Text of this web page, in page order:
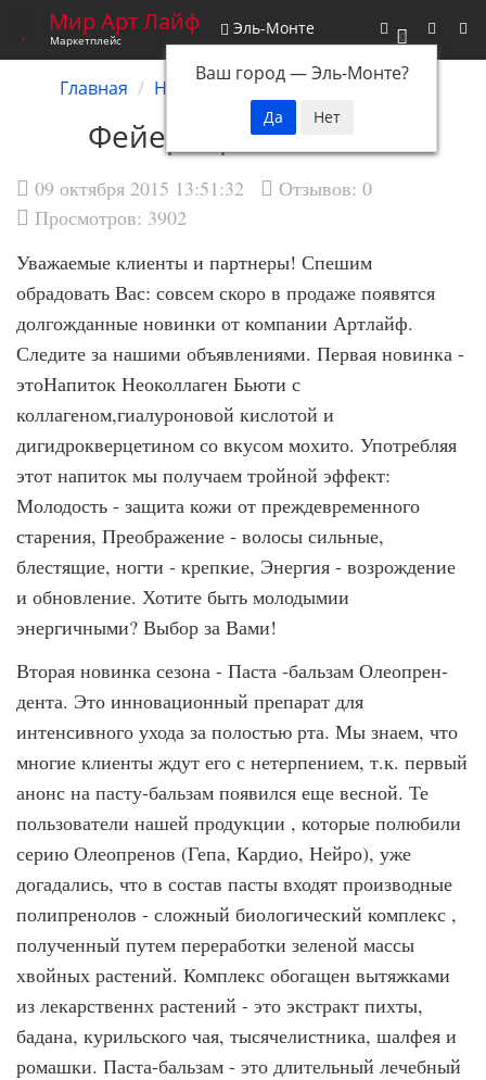
0
Мир Арт Лайф
Маркетплейс
Эль-Монте
Ваш город —Эль-Монте?
Главная Новости Фейерверк новинок!
Фейерверк новинок!
09 октября 2015 13:51:32 Отзывов: 0
Просмотров: 3902
Уважаемые клиенты и партнеры! Спешим
обрадовать Вас: совсем скоро в продаже появятся
долгожданные новинки от компании Артлайф.
Следите за нашими объявлениями. Первая новинка -
этоНапиток Неоколлаген Бьюти с
коллагеном,гиалуроновой кислотой и
дигидрокверцетином со вкусом мохито. Употребляя
этот напиток мы получаем тройной эффект:
Молодость - защита кожи от преждевременного
старения, Преображение - волосы сильные,
блестящие, ногти - крепкие, Энергия - возрождение
и обновление. Хотите быть молодымии
энергичными? Выбор за Вами!
Вторая новинка сезона - Паста -бальзам Олеопрен-
дента. Это инновационный препарат для
интенсивного ухода за полостью рта. Мы знаем, что
многие клиенты ждут его с нетерпением, т.к. первый
анонс на пасту-бальзам появился еще весной. Те
пользователи нашей продукции , которые полюбили
серию Олеопренов (Гепа, Кардио, Нейро), уже
догадались, что в состав пасты входят производные
полипренолов - сложный биологический комплекс ,
полученный путем переработки зеленой массы
хвойных растений. Комплекс обогащен вытяжками
из лекарственнх растений - это экстракт пихты,
бадана, курильского чая, тысячелистника, шалфея и
ромашки. Паста-бальзам - это длительный лечебный